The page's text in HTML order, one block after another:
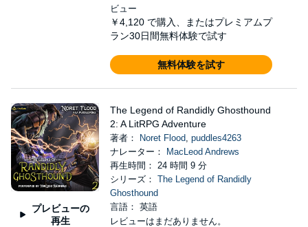
ビュー
￥4,120 で購入、またはプレミアムプ
ラン30日間無料体験で試す
無料体験を試す
プレビューの
再生
The Legend of Randidly Ghosthound
2: A LitRPG Adventure
著者： Noret Flood, puddles4263
ナレーター：
MacLeod Andrews
再生時間： 24 時間 9 分
シリーズ： The Legend of Randidly
Ghosthound
言語： 英語
レビューはまだありません。